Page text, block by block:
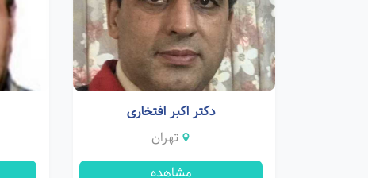
دکتر اکبر افتخاری
تهران
مشاهده